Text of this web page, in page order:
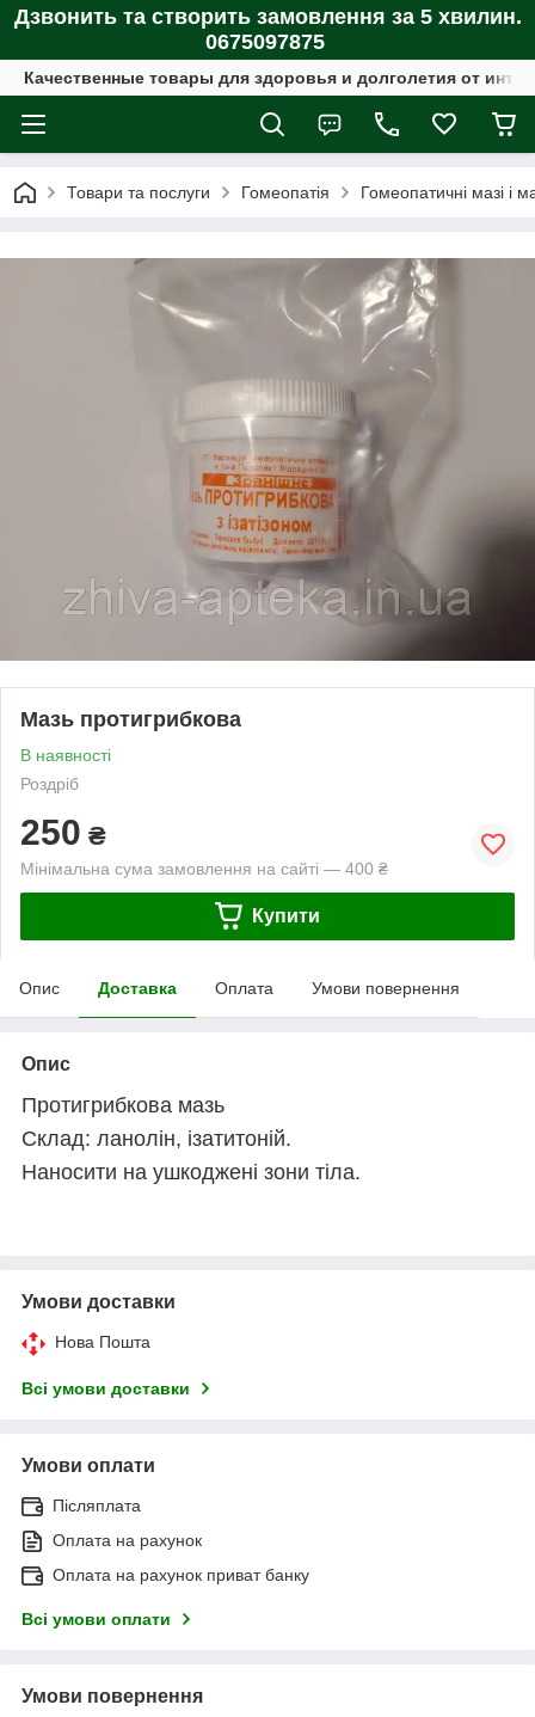
Дзвонить та створить замовлення за 5 хвилин.
0675097875
Качественные товары для здоровья и долголетия от
Товари та послуги Гомеопатія Гомеопатичні мазі і
Мазь протигрибкова
В наявності
Роздріб
250 ₴
Мінімальна сума замовлення на сайті — 400 ₴
Купити
Опис Доставка Оплата Умови повернення
Опис
Протигрибкова мазь
Склад: ланолін, ізатитоній.
Наносити на ушкоджені зони тіла.
Умови доставки
Нова Пошта
Всі умови доставки
Умови оплати
Післяплата
Оплата на рахунок
Оплата на рахунок приват банку
Всі умови оплати
Умови повернення